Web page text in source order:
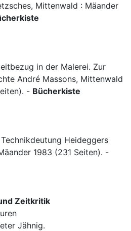
Mittenwald : Mäander
in der Malerei. Zur
André Massons, Mittenwald
- Bücherkiste
Heideggers
1983 (231 Seiten). -
Zeitkritik
Jähnig.